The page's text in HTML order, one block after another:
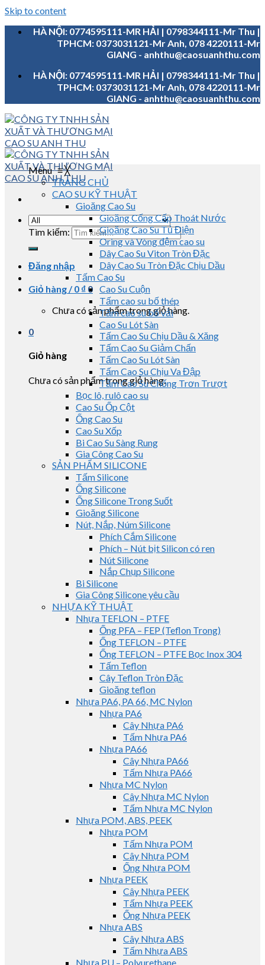
Skip to content
HÀ NỘI: 0774595111-MR HẢI | 0798344111-Mr Thu |
TPHCM: 0373031121-Mr Anh, 078 4220111-Mr
GIANG - anhthu@caosuanhthu.com
HÀ NỘI: 0774595111-MR HẢI | 0798344111-Mr Thu |
TPHCM: 0373031121-Mr Anh, 078 4220111-Mr
GIANG - anhthu@caosuanhthu.com
Tìm kiếm:
Đăng nhập
Giỏ hàng /0 ₫ 0
Chưa có sản phẩm trong giỏ hàng.
0
Giỏ hàng
Chưa có sản phẩm trong giỏ hàng.
Menu≡╳
TRANG CHỦ
CAO SU KỸ THUẬT
Gioăng Cao Su
Gioăng Cống Cấp Thoát Nước
Gioăng Cao Su Tủ Điện
Oring và Vòng đệm cao su
Dây Cao Su Viton Tròn Đặc
Dây Cao Su Tròn Đặc Chịu Dầu
Tấm Cao Su
Cao Su Cuộn
Tấm cao su bố thép
Tấm cao su bố vải
Cao Su Lót Sàn
Tấm Cao Su Chịu Dầu & Xăng
Tấm Cao Su Giảm Chấn
Tấm Cao Su Lót Sàn
Tấm Cao Su Chịu Va Đập
Tấm Cao Su Chống Trơn Trượt
Bọc lô, rulô cao su
Cao Su Ốp Cột
Ống Cao Su
Cao Su Xốp
Bi Cao Su Sàng Rung
Gia Công Cao Su
SẢN PHẨM SILICONE
Tấm Silicone
Ống Silicone
Ống Silicone Trong Suốt
Gioăng Silicone
Nút, Nắp, Núm Silicone
Phích Cắm Silicone
Phích – Nút bịt Silicon có ren
Nút Silicone
Nắp Chụp Silicone
Bi Silicone
Gia Công Silicone yêu cầu
NHỰA KỸ THUẬT
Nhựa TEFLON – PTFE
Ống PFA – FEP (Teflon Trong)
Ống TEFLON – PTFE
Ống TEFLON – PTFE Bọc Inox 304
Tấm Teflon
Cây Teflon Tròn Đặc
Gioăng teflon
Nhựa PA6, PA 66, MC Nylon
Nhựa PA6
Cây Nhựa PA6
Tấm Nhựa PA6
Nhựa PA66
Cây Nhựa PA66
Tấm Nhựa PA66
Nhựa MC Nylon
Cây Nhựa MC Nylon
Tấm Nhựa MC Nylon
Nhựa POM, ABS, PEEK
Nhựa POM
Tấm Nhựa POM
Cây Nhựa POM
Ống Nhựa POM
Nhựa PEEK
Cây Nhựa PEEK
Tấm Nhựa PEEK
Ống Nhựa PEEK
Nhựa ABS
Cây Nhựa ABS
Tấm Nhựa ABS
Nhựa PU – Polyurethane